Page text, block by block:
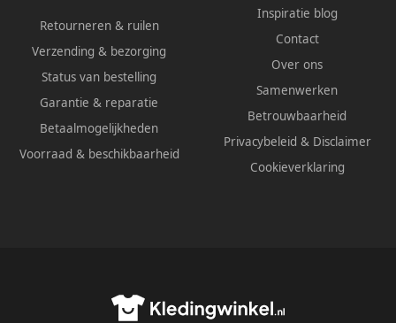
Retourneren & ruilen
Verzending & bezorging
Status van bestelling
Garantie & reparatie
Betaalmogelijkheden
Voorraad & beschikbaarheid
Inspiratie blog
Contact
Over ons
Samenwerken
Betrouwbaarheid
Privacybeleid & Disclaimer
Cookieverklaring